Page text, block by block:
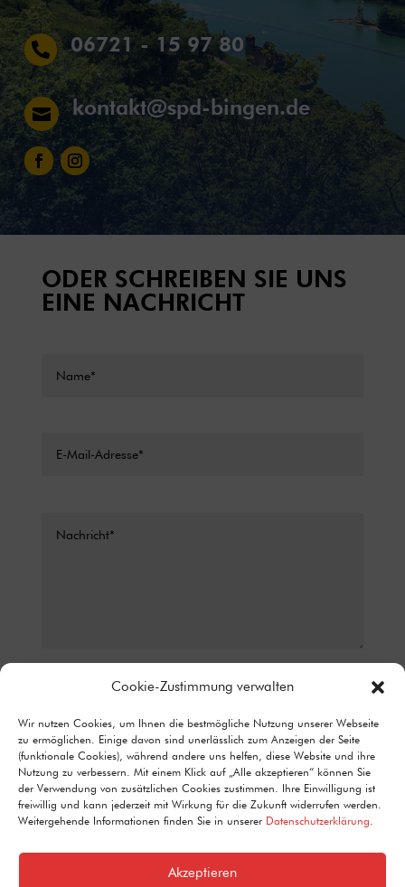
Cookie-Zustimmung verwalten
Wir nutzen Cookies, um Ihnen die bestmögliche Nutzung unserer Webseite
zu ermöglichen. Einige davon sind unerlässlich zum Anzeigen der Seite
(funktionale Cookies), während andere uns helfen, diese Website und ihre
Nutzung zu verbessern. Mit einem Klick auf „Alle akzeptieren“ können Sie
der Verwendung von zusätzlichen Cookies zustimmen. Ihre Einwilligung ist
freiwillig und kann jederzeit mit Wirkung für die Zukunft widerrufen werden.
Weitergehende Informationen finden Sie in unserer Datenschutzerklärung.
Akzeptieren
 06721 - 15 97 80
 kontakt@spd-bingen.de
ODER SCHREIBEN SIE UNS
EINE NACHRICHT
KONTAKTFORMULAR ZUR BEANTWORTUNG MEINER ANFRAGE
ERHOBEN UND VERARBEITET WERDEN. DETAILLIERTE
INFORMATIONEN ZUM UMGANG MIT NUTZERDATEN FINDEN SIE IN
UNSERER DATENSCHUTZERKLÄRUNG.
9 + 2= Senden
Alternative: